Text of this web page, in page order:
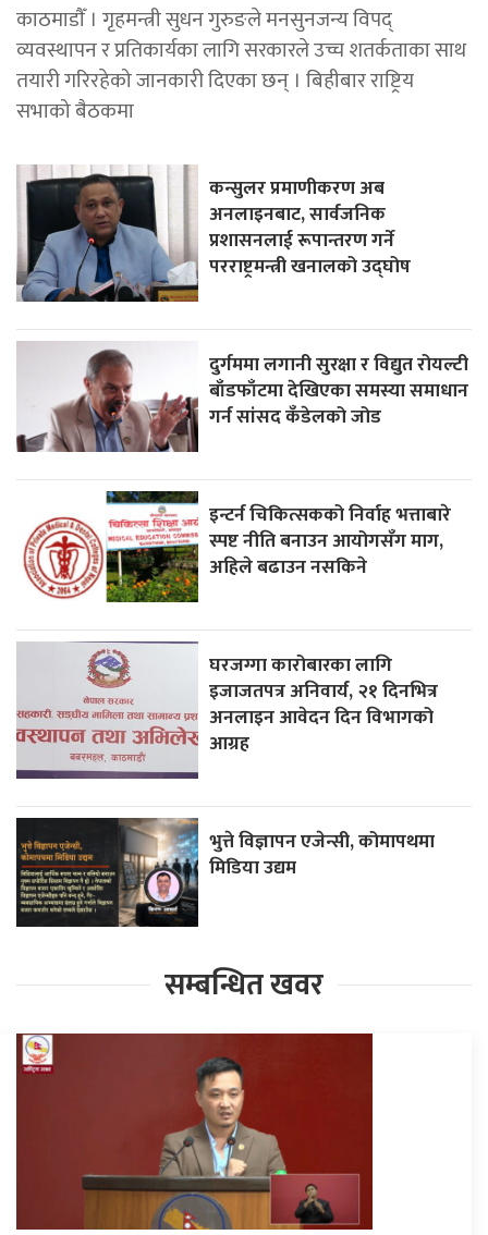
काठमाडाैँ । गृहमन्त्री सुधन गुरुङले मनसुनजन्य विपद्
व्यवस्थापन र प्रतिकार्यका लागि सरकारले उच्च शतर्कताका साथ
तयारी गरिरहेको जानकारी दिएका छन् । बिहीबार राष्ट्रिय
सभाको बैठकमा
कन्सुलर प्रमाणीकरण अब
अनलाइनबाट, सार्वजनिक
प्रशासनलाई रूपान्तरण गर्ने
परराष्ट्रमन्त्री खनालको उद्घोष
दुर्गममा लगानी सुरक्षा र विद्युत रोयल्टी
बाँडफाँटमा देखिएका समस्या समाधान
गर्न सांसद कँडेलको जोड
इन्टर्न चिकित्सकको निर्वाह भत्ताबारे
स्पष्ट नीति बनाउन आयोगसँग माग,
अहिले बढाउन नसकिने
घरजग्गा कारोबारका लागि
इजाजतपत्र अनिवार्य, २१ दिनभित्र
अनलाइन आवेदन दिन विभागको
आग्रह
भुत्ते विज्ञापन एजेन्सी, कोमापथमा
मिडिया उद्यम
सम्बन्धित खवर